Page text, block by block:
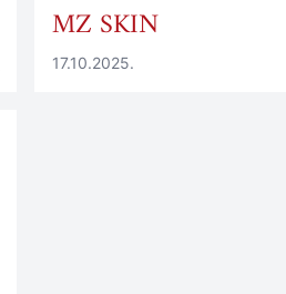
MZ SKIN
17.10.2025.